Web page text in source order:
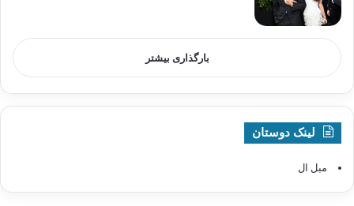
بارگذاری بیشتر
لینک دوستان
مبل ال